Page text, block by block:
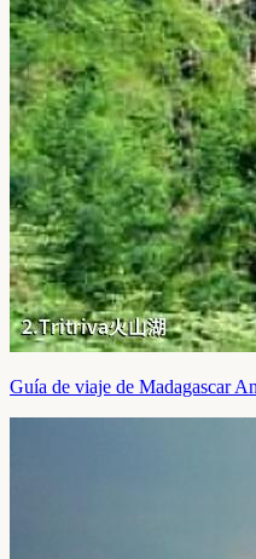
Guía de viaje de Madagascar